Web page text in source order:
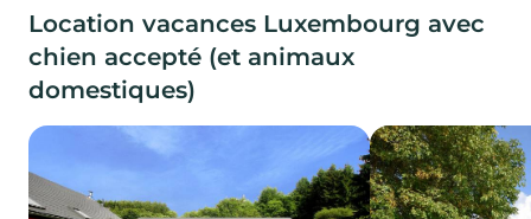
Location vacances Luxembourg avec
chien accepté (et animaux
domestiques)